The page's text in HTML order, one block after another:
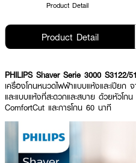
Product Detail
Product Detail
PHILIPS Shaver Serie 3000 S3122/51
เครื่องโกนหนวดไฟฟ้าแบบแห้งและเปียก
และแบบแห้งที่สะดวกและสบาย ด้วยหัวโก
ComfortCut และการโกน 60 นาที